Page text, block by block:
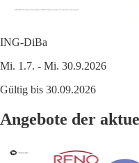
ING-DiBa
Mi. 1.7. - Mi. 30.9.2026
Gültig bis 30.09.2026
Angebote der